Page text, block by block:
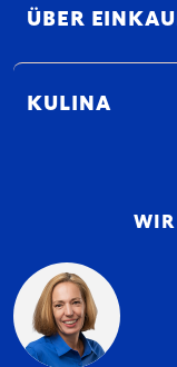
ÜBER
KULINA
WIR